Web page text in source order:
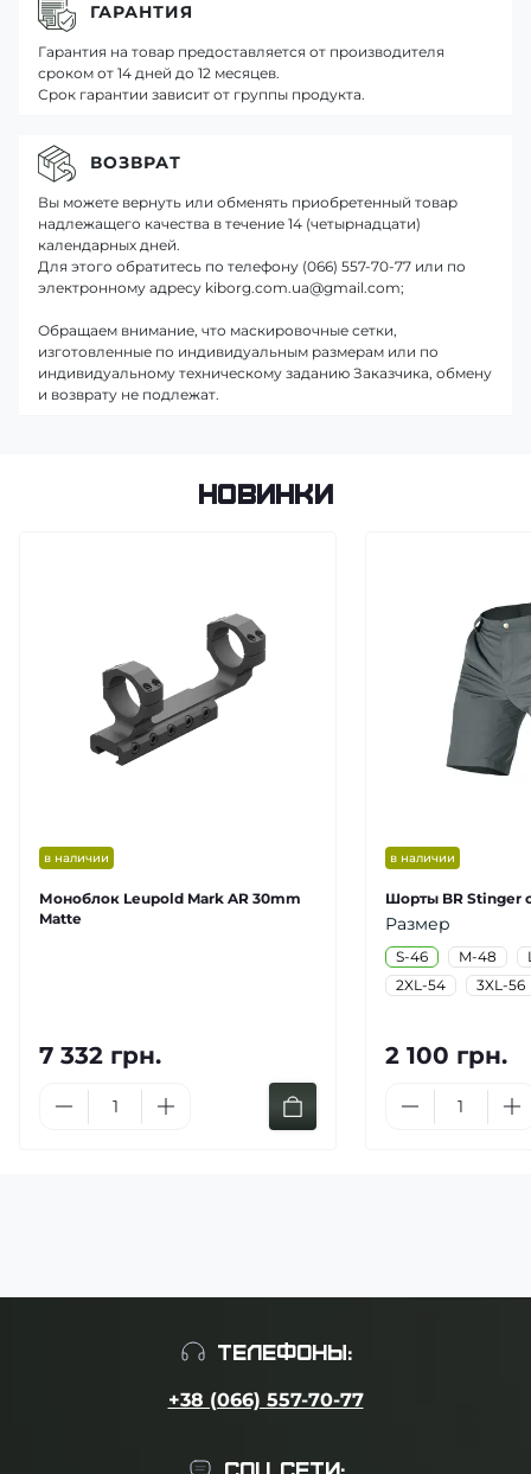
ГАРАНТИЯ
Гарантия на товар предоставляется от производителя
сроком от 14 дней до 12 месяцев.
Срок гарантии зависит от группы продукта.
ВОЗВРАТ
Вы можете вернуть или обменять приобретенный товар
надлежащего качества в течение 14 (четырнадцати)
календарных дней.
Для этого обратитесь по телефону (066) 557-70-77 или по
электронному адресу kiborg.com.ua@gmail.com;
Обращаем внимание, что маскировочные сетки,
изготовленные по индивидуальным размерам или по
индивидуальному техническому заданию Заказчика, обмену
и возврату не подлежат.
Новинки
в наличии
Моноблок Leupold Mark AR 30mm
Matte
7 332 грн.
в наличии
Шорты BR Stinger
Размер
S-46 M-48
2XL-54
3XL-56
2 100 грн.
ТЕЛЕФОНЫ:
+38 (066) 557-70-77
СОЦ СЕТИ: